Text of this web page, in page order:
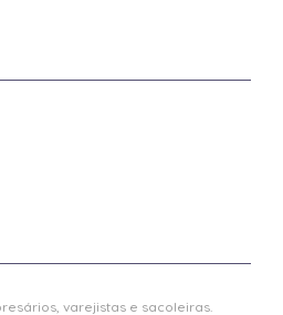
varejistas e sacoleiras.